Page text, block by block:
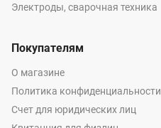
Электроды, сварочная техника
Покупателям
О магазине
Политика конфиденциальности
Счет для юридических лиц